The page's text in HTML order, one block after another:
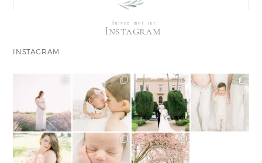
Instagram
Suivez moi sur
INSTAGRAM